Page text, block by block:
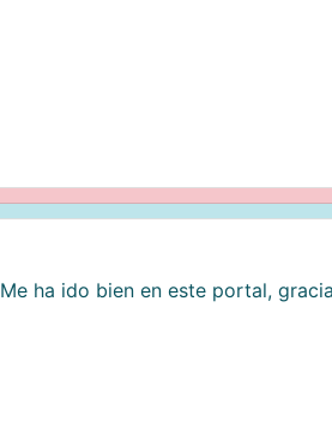
Me ha ido bien en este portal,